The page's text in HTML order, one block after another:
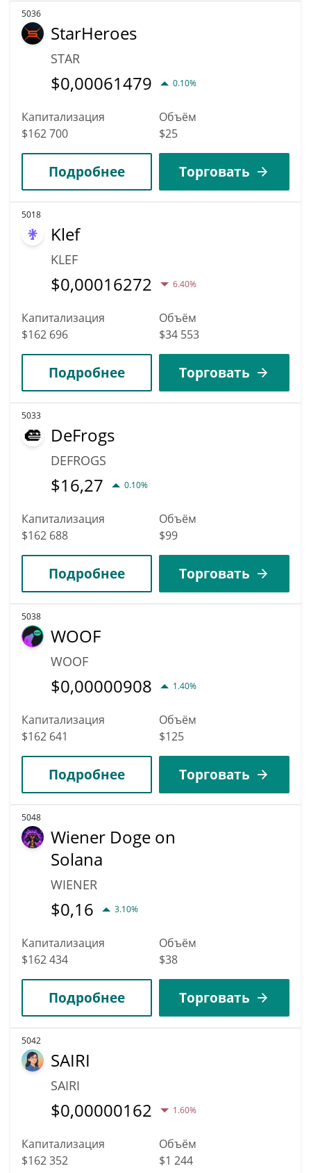
5036
StarHeroes
STAR
$0,00061479 0.10%
Капитализация
$162 700
Объём
$25
Подробнее Торговать
5018
Klef
KLEF
$0,00016272 6.40%
Капитализация
$162 696
Объём
$34 553
Подробнее Торговать
5033
DeFrogs
DEFROGS
$16,27 0.10%
Капитализация
$162 688
Объём
$99
Подробнее Торговать
5038
WOOF
WOOF
$0,00000908 1.40%
Капитализация
$162 641
Объём
$125
Подробнее Торговать
5048
Wiener Doge on
Solana
WIENER
$0,16 3.10%
Капитализация
$162 434
Объём
$38
Подробнее Торговать
5042
SAIRI
SAIRI
$0,00000162 1.60%
Капитализация
$162 352
Объём
$1 244